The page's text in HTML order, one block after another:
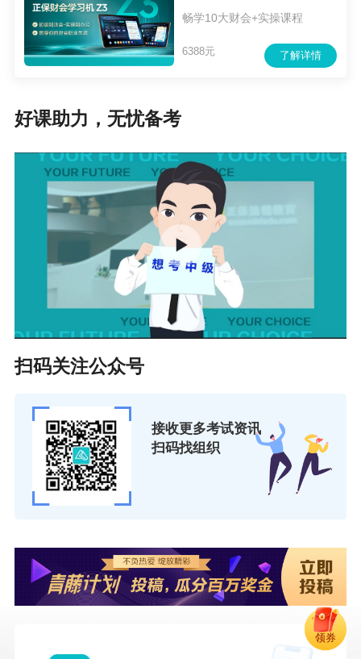
畅学10大财会+实操课程
了解详情
6388元
好课助力，无忧备考
扫码关注公众号
接收更多考试资讯
扫码找组织
领券